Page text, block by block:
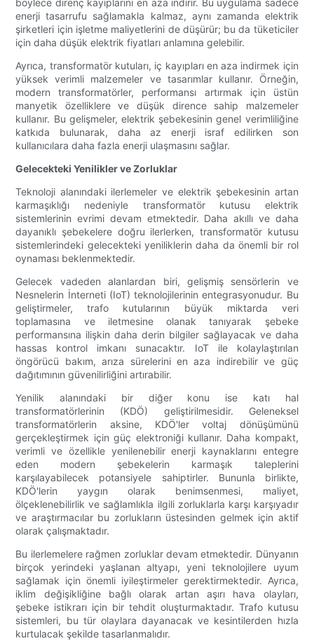
böylece direnç kayıplarını en aza indirir. Bu uygulama sadece
enerji tasarrufu sağlamakla kalmaz, aynı zamanda elektrik
şirketleri için işletme maliyetlerini de düşürür; bu da tüketiciler
için daha düşük elektrik fiyatları anlamına gelebilir.
Ayrıca, transformatör kutuları, iç kayıpları en aza indirmek için
yüksek verimli malzemeler ve tasarımlar kullanır. Örneğin,
modern transformatörler, performansı artırmak için üstün
manyetik özelliklere ve düşük dirence sahip malzemeler
kullanır. Bu gelişmeler, elektrik şebekesinin genel verimliliğine
katkıda bulunarak, daha az enerji israf edilirken son
kullanıcılara daha fazla enerji ulaşmasını sağlar.
Gelecekteki Yenilikler ve Zorluklar
Teknoloji alanındaki ilerlemeler ve elektrik şebekesinin artan
karmaşıklığı nedeniyle transformatör kutusu elektrik
sistemlerinin evrimi devam etmektedir. Daha akıllı ve daha
dayanıklı şebekelere doğru ilerlerken, transformatör kutusu
sistemlerindeki gelecekteki yeniliklerin daha da önemli bir rol
oynaması beklenmektedir.
Gelecek vadeden alanlardan biri, gelişmiş sensörlerin ve
Nesnelerin İnterneti (IoT) teknolojilerinin entegrasyonudur. Bu
geliştirmeler, trafo kutularının büyük miktarda veri
toplamasına ve iletmesine olanak tanıyarak şebeke
performansına ilişkin daha derin bilgiler sağlayacak ve daha
hassas kontrol imkanı sunacaktır. IoT ile kolaylaştırılan
öngörücü bakım, arıza sürelerini en aza indirebilir ve güç
dağıtımının güvenilirliğini artırabilir.
Yenilik alanındaki bir diğer konu ise katı hal
transformatörlerinin (KDÖ) geliştirilmesidir. Geleneksel
transformatörlerin aksine, KDÖ'ler voltaj dönüşümünü
gerçekleştirmek için güç elektroniği kullanır. Daha kompakt,
verimli ve özellikle yenilenebilir enerji kaynaklarını entegre
eden modern şebekelerin karmaşık taleplerini
karşılayabilecek potansiyele sahiptirler. Bununla birlikte,
KDÖ'lerin yaygın olarak benimsenmesi, maliyet,
ölçeklenebilirlik ve sağlamlıkla ilgili zorluklarla karşı karşıyadır
ve araştırmacılar bu zorlukların üstesinden gelmek için aktif
olarak çalışmaktadır.
Bu ilerlemelere rağmen zorluklar devam etmektedir. Dünyanın
birçok yerindeki yaşlanan altyapı, yeni teknolojilere uyum
sağlamak için önemli iyileştirmeler gerektirmektedir. Ayrıca,
iklim değişikliğine bağlı olarak artan aşırı hava olayları,
şebeke istikrarı için bir tehdit oluşturmaktadır. Trafo kutusu
sistemleri, bu tür olaylara dayanacak ve kesintilerden hızla
kurtulacak şekilde tasarlanmalıdır.